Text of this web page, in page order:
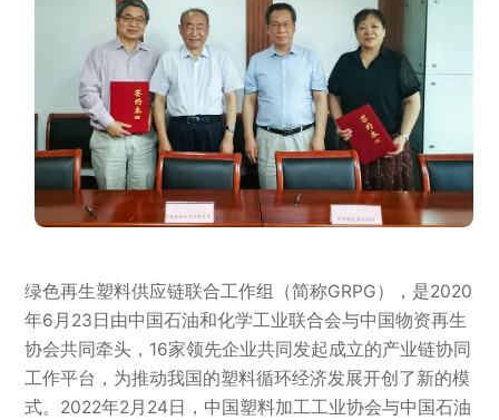
绿色再生塑料供应链联合工作组（简称GRPG），是2020
年6月23日由中国石油和化学工业联合会与中国物资再生
协会共同牵头，16家领先企业共同发起成立的产业链协同
工作平台，为推动我国的塑料循环经济发展开创了新的模
式。2022年2月24日，中国塑料加工工业协会与中国石油